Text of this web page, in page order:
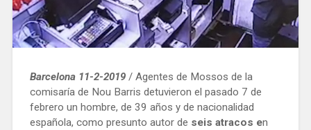
Barcelona 11-2-2019/ Agentes de Mossos de la
comisaría de Nou Barris detuvieron el pasado 7 de
febrero un hombre, de 39 años y de nacionalidad
española, como presunto autor de seis atracos en